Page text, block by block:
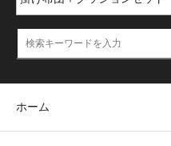
ホーム